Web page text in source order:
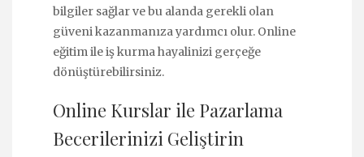
bilgiler sağlar ve bu alanda gerekli olan
güveni kazanmanıza yardımcı olur. Online
eğitim ile iş kurma hayalinizi gerçeğe
dönüştürebilirsiniz.
Online Kurslar ile Pazarlama
Becerilerinizi Geliştirin